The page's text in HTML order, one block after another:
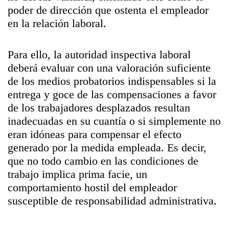
poder de dirección que ostenta el empleador
en la relación laboral.
Para ello, la autoridad inspectiva laboral
deberá evaluar con una valoración suficiente
de los medios probatorios indispensables si la
entrega y goce de las compensaciones a favor
de los trabajadores desplazados resultan
inadecuadas en su cuantía o si simplemente no
eran idóneas para compensar el efecto
generado por la medida empleada. Es decir,
que no todo cambio en las condiciones de
trabajo implica prima facie, un
comportamiento hostil del empleador
susceptible de responsabilidad administrativa.